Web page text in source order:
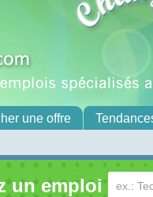
une offre
un emploi